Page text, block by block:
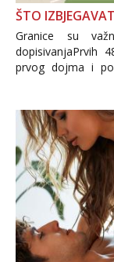
ŠTO
Granice su
dopisivanjaPrvih
prvog dojma i
Važno je
informacija, jer
povjerenje.